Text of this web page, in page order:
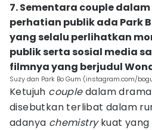
7. Sementara couple
perhatian publik ada Park
yang selalu perlihatkan
publik serta sosial media
filmnya yang berjudul
Suzy dan Park Bo Gum (instagram.com/
Ketujuh coupledalam
disebutkan terlibat dalam
adanya chemistrykuat yang